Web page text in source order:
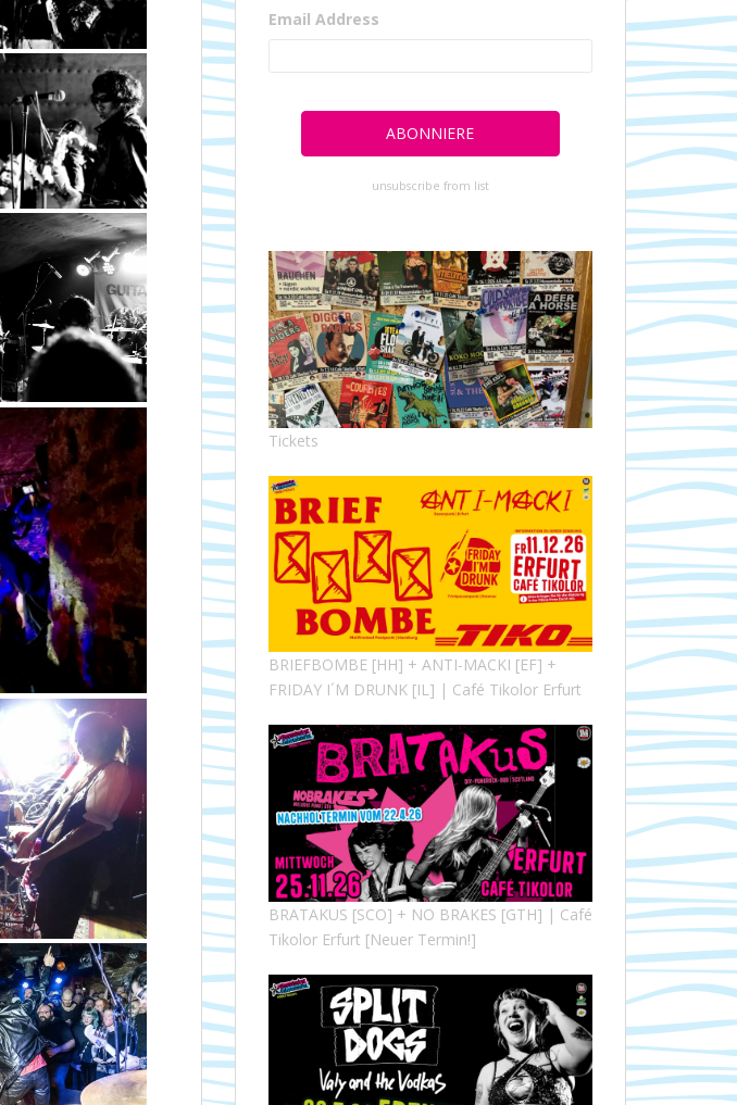
Email Address
unsubscribe from list
Tickets
BRIEFBOMBE [HH] + ANTI-MACKI [EF] +
FRIDAY I´M DRUNK [IL] | Café Tikolor Erfurt
BRATAKUS [SCO] + NO BRAKES [GTH] | Café
Tikolor Erfurt [Neuer Termin!]